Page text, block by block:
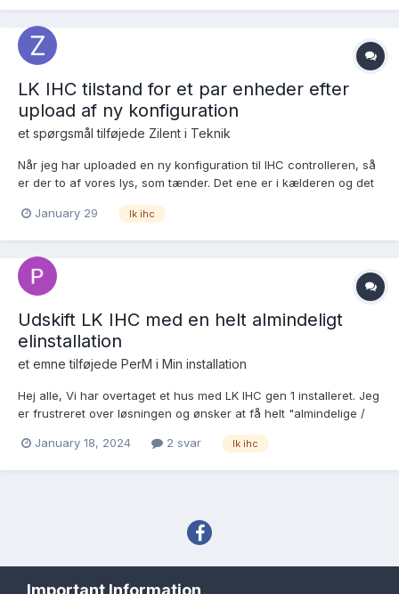
LK IHC tilstand for et par enheder efter
upload af ny konfiguration
et spørgsmål tilføjede Zilent i Teknik
Når jeg har uploaded en ny konfiguration til IHC controlleren, så
er der to af vores lys, som tænder. Det ene er i kælderen og det
skal være for de to enheder? I kælderen er det en "UNI Dimmer
January 29 lk ihc
Udskift LK IHC med en helt almindeligt
elinstallation
et emne tilføjede PerM i Min installation
Hej alle, Vi har overtaget et hus med LK IHC gen 1 installeret. Jeg
er frustreret over løsningen og ønsker at få helt "almindelige /
LK IHC ønsker jeg at bruge Ikea's smart home belysning på
January 18, 2024 2 svar lk ihc
Important Information